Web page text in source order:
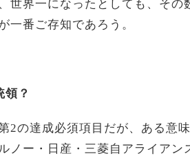
世界一になったとしても、その
一番ご存知であろう。
領？
2の達成必須項目だが、ある意
ノー・日産・三菱自アライアン